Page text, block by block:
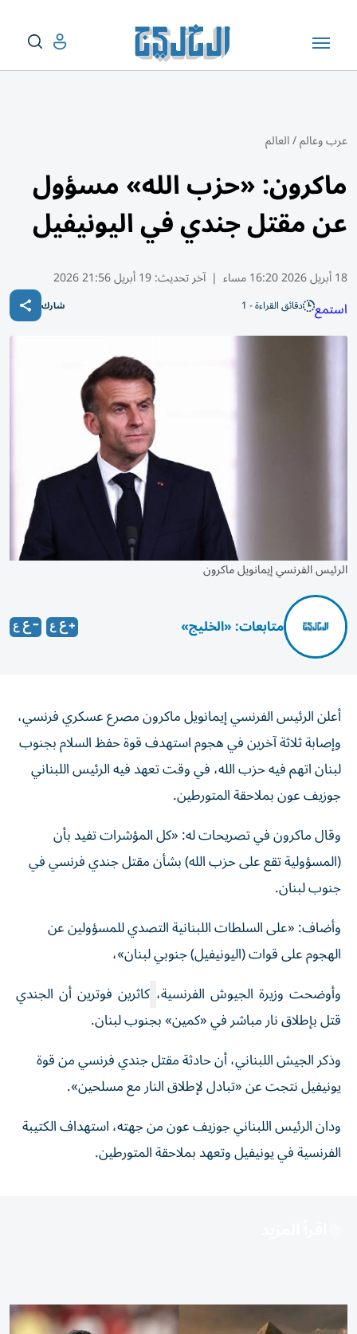
عرب وعالم/العالم
ماكرون: «حزب الله» مسؤول
عن مقتل جندي في اليونيفيل
18 أبريل 2026 16:20 مساء | آخر تحديث:19 أبريل 21:56 2026
استمع دقائق القراءة - 1 شارك
الرئيس الفرنسي إيمانويل ماكرون
متابعات: «الخليج»
أعلنالرئيس الفرنسي إيمانويل ماكرونمصرع عسكري فرنسي،
وإصابة ثلاثة آخرين في هجوم استهدف قوة حفظ السلام بجنوب
لبنان اتهم فيه حزب الله، في وقت تعهد فيه الرئيس اللبناني
جوزيف عون بملاحقة المتورطين.
وقال ماكرون في تصريحات له: «كل المؤشرات تفيد بأن
(المسؤولية تقع على حزب الله) بشأن مقتل جندي فرنسي في
جنوب لبنان.
وأضاف: «على السلطات اللبنانية التصدي للمسؤولين عن
الهجوم على قوات (اليونيفيل) جنوبي لبنان»،
وأوضحت وزيرة الجيوش الفرنسية، كاثرين فوترينأن الجندي
قتل بإطلاق نار مباشر في «كمين» بجنوب لبنان.
وذكر الجيش اللبناني، أن حادثة مقتل جندي فرنسي من قوة
يونيفيل نتجت عن «تبادل لإطلاق النار مع مسلحين».
ودان الرئيس اللبناني جوزيف عون من جهته، استهداف الكتيبة
الفرنسية في يونيفيل وتعهد بملاحقة المتورطين.